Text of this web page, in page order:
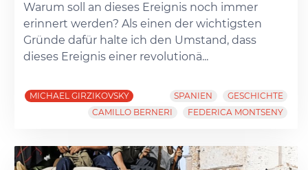
Warum soll an dieses Ereignis noch immer
erinnert werden? Als einen der wichtigsten
Gründe dafür halte ich den Umstand, dass
dieses Ereignis einer revolutionä...
MICHAEL GIRZIKOVSKY SPANIEN
GESCHICHTE
CAMILLO BERNERI
FEDERICA MONTSENY